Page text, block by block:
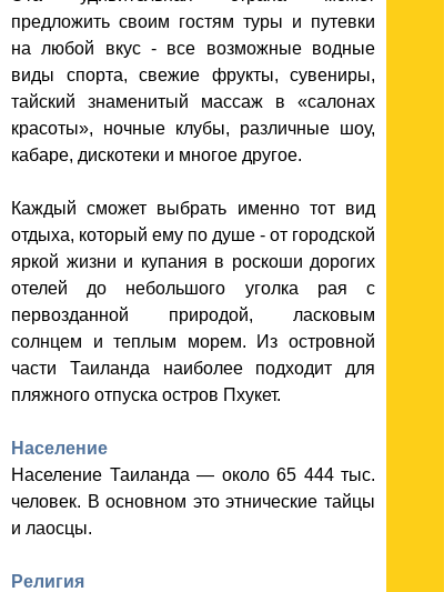
предложить своим гостям туры и путевки
на любой вкус - все возможные водные
виды спорта, свежие фрукты, сувениры,
тайский знаменитый массаж в «салонах
красоты», ночные клубы, различные шоу,
кабаре, дискотеки и многое другое.
Каждый сможет выбрать именно тот вид
отдыха, который ему по душе - от городской
яркой жизни и купания в роскоши дорогих
отелей до небольшого уголка рая с
первозданной природой, ласковым
солнцем и теплым морем. Из островной
части Таиланда наиболее подходит для
пляжного отпуска остров Пхукет.
Население
Население Таиланда — около 65 444 тыс.
человек. В основном это этнические тайцы
и лаосцы.
Религия